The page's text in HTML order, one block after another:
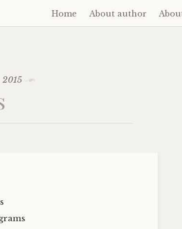
Skip
to
Home About author
2015